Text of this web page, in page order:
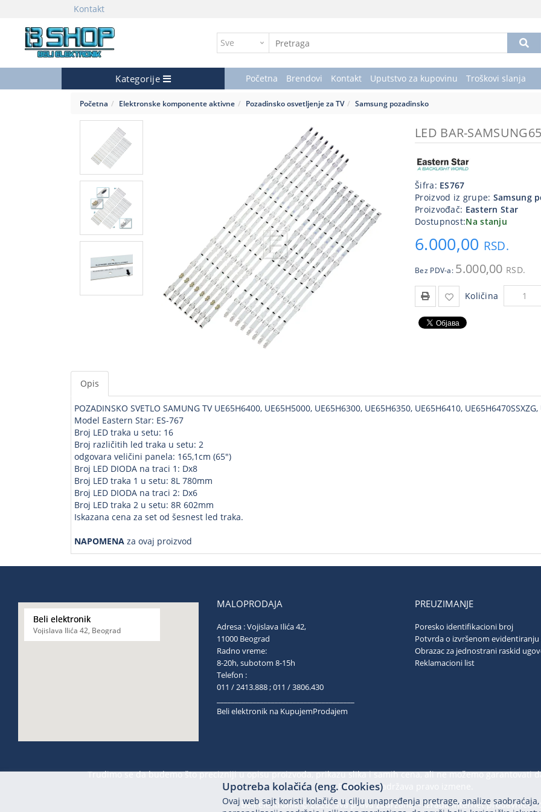
Kontakt
Kategorije Početna Brendovi Kontakt Uputstvo za kupovinu Troškovi slanja
Početna Elektronske komponente aktivne Pozadinsko osvetljenje za TV Samsung pozadinsko
LED BAR-
Šifra: ES767
Proizvod iz grupe: Samsung
Proizvođač: Eastern Star
Dostupnost:Na stanju
6.000,00 RSD.
Bez PDV-a: 5.000,00 RSD.
Količina
Opis
POZADINSKO SVETLO SAMUNG TV UE65H6400, UE65H5000, UE65H6300, UE65H6350, UE65H6410,
Model Eastern Star: ES-767
Broj LED traka u setu: 16
Broj različitih led traka u setu: 2
odgovara veličini panela: 165,1cm (65")
Broj LED DIODA na traci 1: Dx8
Broj LED traka 1 u setu: 8L 780mm
Broj LED DIODA na traci 2: Dx6
Broj LED traka 2 u setu: 8R 602mm
Iskazana cena za set od šesnest led traka.
NAPOMENA za ovaj proizvod
Beli elektronik
Vojislava Ilića 42, Beograd
MALOPRODAJA
Adresa : Vojislava Ilića 42,
11000 Beograd
Radno vreme:
8-20h, subotom 8-15h
Telefon :
011 / 2413.888 ; 011 / 3806.430
Beli elektronik na KupujemProdajem
PREUZIMANJE
Poresko identifikacioni broj
Potvrda o izvršenom evidentiranju
Obrazac za jednostrani raskid
Reklamacioni list
Trudimo se da budemo što precizniji u opisu proizvoda, prikazu slika i samih cena, ali ne možemo garantovati
Prodavac zadržava pravo izmene.
Beli elektronik © 2026. Sva prava zadržana. -Izrada internet prodavnice-
Upotreba kolačića (eng. Cookies)
Ovaj web sajt koristi kolačiće u cilju unapređenja pretrage, analize saobraćaja,